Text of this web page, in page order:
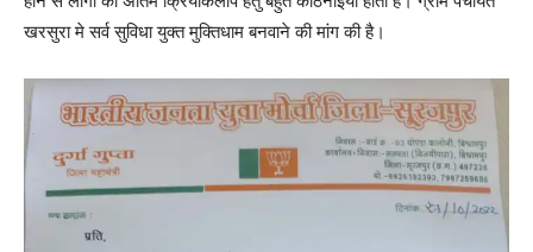
खरसुरा मे सर्व सुविधा युक्त मुक्तिधाम बनवाने की मांग की है।